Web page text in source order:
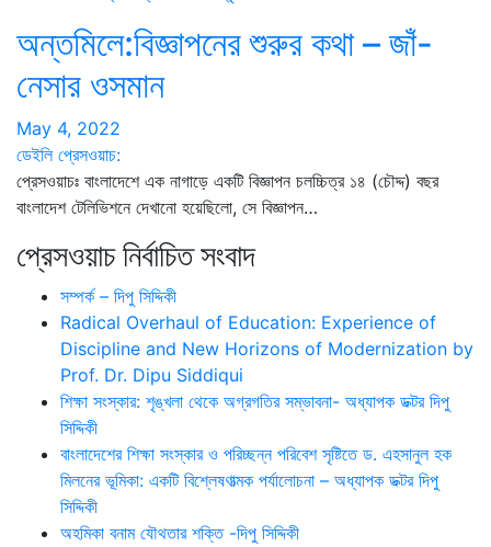
অন্তমিলে:বিজ্ঞাপনের শুরুর কথা – জাঁ-
নেসার ওসমান
May 4, 2022
ডেইলি প্রেসওয়াচ:
প্রেসওয়াচঃ বাংলাদেশে এক নাগাড়ে একটি বিজ্ঞাপন চলচ্চিত্র ১৪ (চৌদ্দ) বছর
বাংলাদেশ টেলিভিশনে দেখানো হয়েছিলো, সে বিজ্ঞাপন…
প্রেসওয়াচ নির্বাচিত সংবাদ
সম্পর্ক – দিপু সিদ্দিকী
Radical Overhaul of Education: Experience of
Discipline and New Horizons of Modernization by
Prof. Dr. Dipu Siddiqui
শিক্ষা সংস্কার: শৃঙ্খলা থেকে অগ্রগতির সম্ভাবনা- অধ্যাপক ডক্টর দিপু
সিদ্দিকী
বাংলাদেশের শিক্ষা সংস্কার ও পরিচ্ছন্ন পরিবেশ সৃষ্টিতে ড. এহসানুল হক
মিলনের ভূমিকা: একটি বিশ্লেষণাত্মক পর্যালোচনা – অধ্যাপক ডক্টর দিপু
সিদ্দিকী
অহমিকা বনাম যৌথতার শক্তি -দিপু সিদ্দিকী